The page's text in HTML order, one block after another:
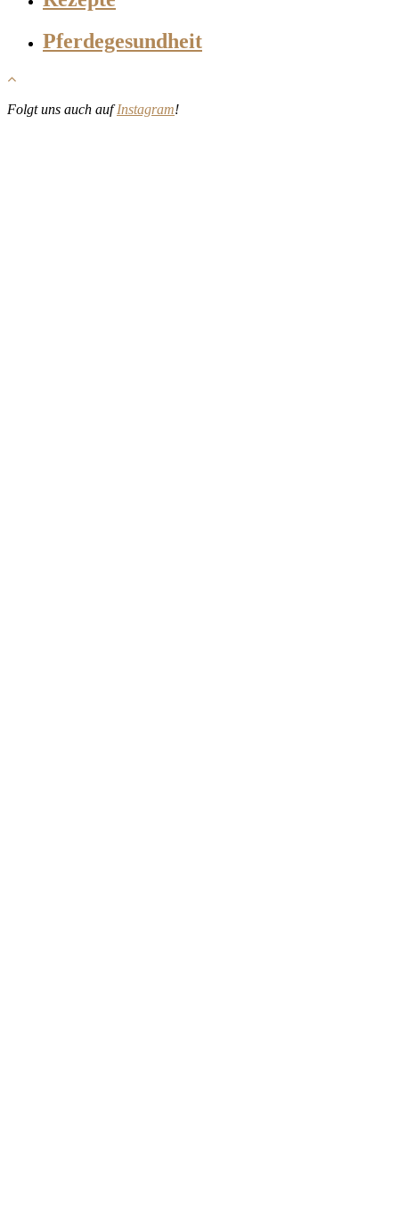
Pferdegesundheit
Folgt uns auch aufInstagram!